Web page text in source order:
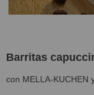
Barritas
con MELLA-KUCHEN